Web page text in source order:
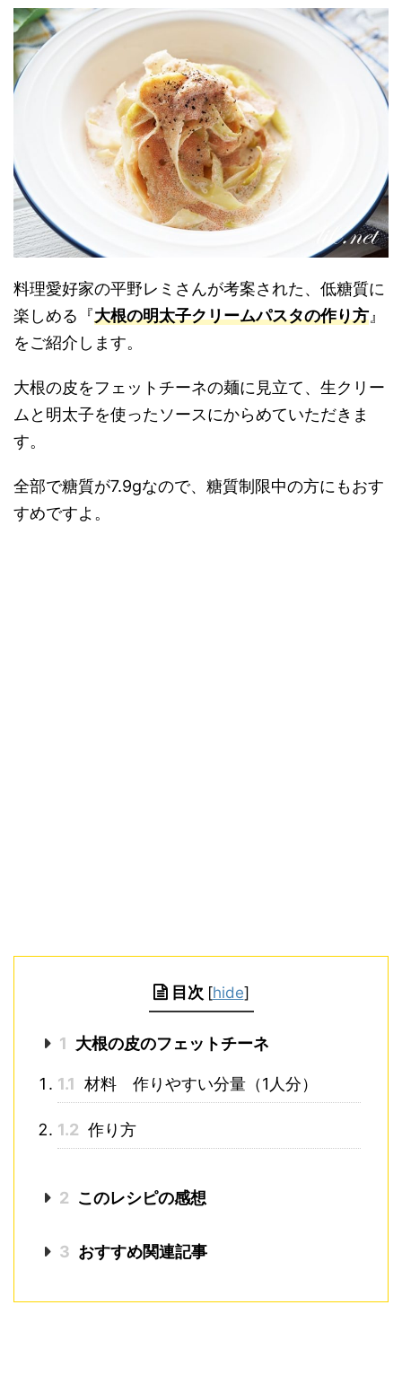
料理愛好家の平野レミさんが考案された、低糖質に
楽しめる『大根の明太子クリームパスタの作り方 』
をご紹介します。
大根の皮をフェットチーネの麺に見立て、生クリー
ムと明太子を使ったソースにからめていただきま
す。
全部で糖質が7.9gなので、糖質制限中の方にもおす
すめですよ。
目次 [hide]
1 大根の皮のフェットチーネ
1.1 材料 作りやすい分量（1人分）
1.2 作り方
2 このレシピの感想
3 おすすめ関連記事